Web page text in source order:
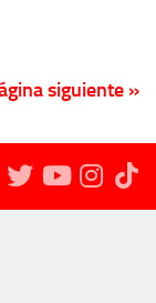
siguiente »